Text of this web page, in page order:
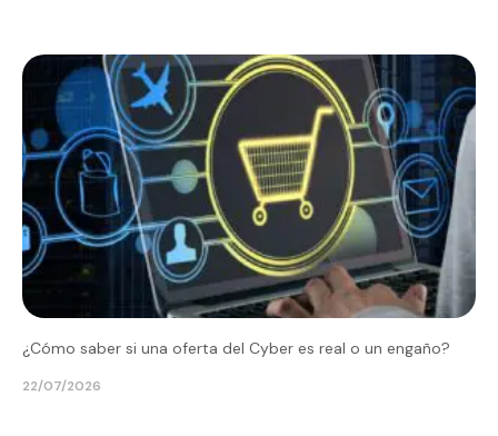
¿Cómo saber si una oferta del Cyber es real o un engaño?
22/07/2026